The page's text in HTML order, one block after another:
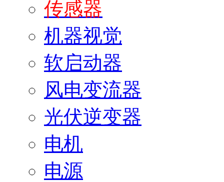
传感器
机器视觉
软启动器
风电变流器
光伏逆变器
电机
电源